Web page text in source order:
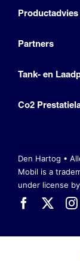
Productadvies
Partners
Tank- en
Co2
Den Hartog •
Mobil is a
under license